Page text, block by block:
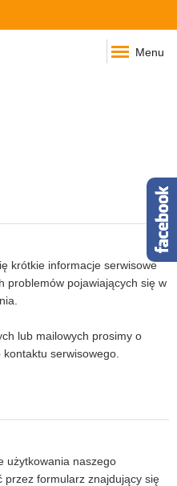
Menu
krótkie informacje serwisowe
problemów pojawiających się w
lub mailowych prosimy o
serwisowego.
użytkowania naszego
przez formularz znajdujący się